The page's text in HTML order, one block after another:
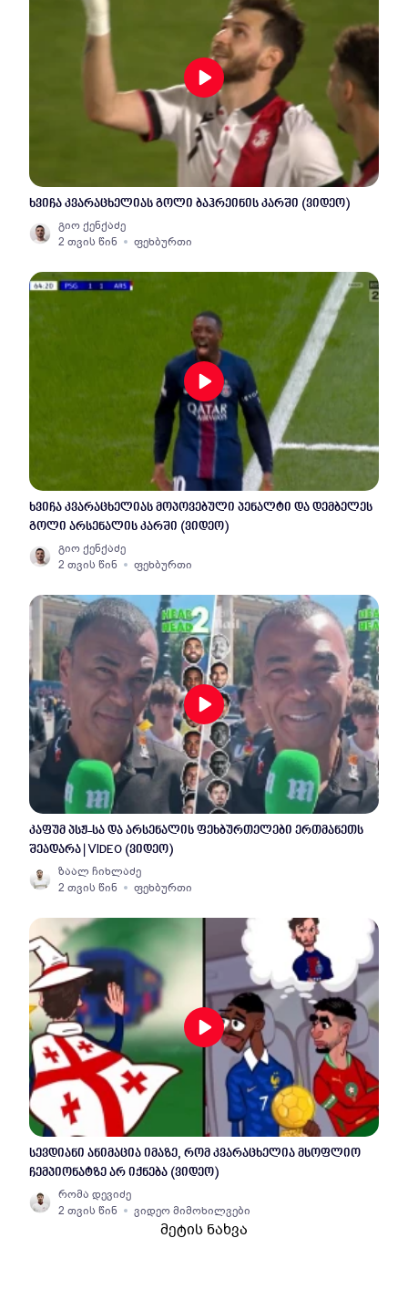
ხვიჩა კვარაცხელიას გოლი ბაჰრეინის კარში (ვიდეო)
გიო ქენქაძე
2 თვის წინ
ფეხბურთი
ხვიჩა კვარაცხელიას მოპოვებული პენალტი და დემბელეს
გოლი არსენალის კარში (ვიდეო)
გიო ქენქაძე
2 თვის წინ
ფეხბურთი
კაფუმ პსჟ-სა და არსენალის ფეხბურთელები ერთმანეთს
შეადარა | VIDEO (ვიდეო)
ზაალ ჩიხლაძე
2 თვის წინ
ფეხბურთი
სევდიანი ანიმაცია იმაზე, რომ კვარაცხელია მსოფლიო
ჩემპიონატზე არ იქნება (ვიდეო)
რომა დევიძე
2 თვის წინ
ვიდეო მიმოხილვები
მეტის ნახვა